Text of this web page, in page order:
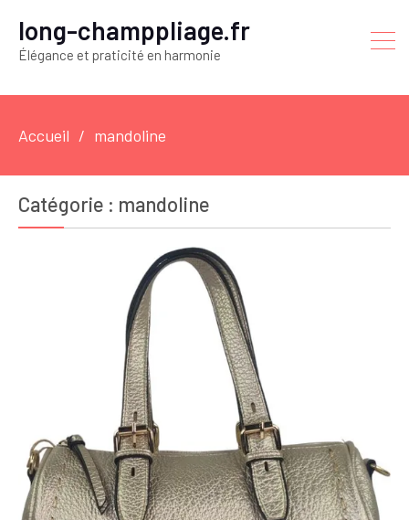
long-champpliage.fr
Élégance et praticité en harmonie
Accueil mandoline
Catégorie : mandoline